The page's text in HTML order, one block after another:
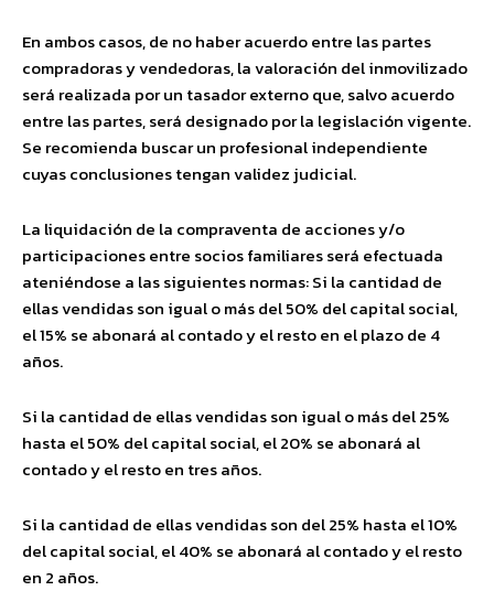
En ambos casos, de no haber acuerdo entre las partes
compradoras y vendedoras, la valoración del inmovilizado
será realizada por un tasador externo que, salvo acuerdo
entre las partes, será designado por la legislación vigente.
Se recomienda buscar un profesional independiente
cuyas conclusiones tengan validez judicial.
La liquidación de la compraventa de acciones y/o
participaciones entre socios familiares será efectuada
ateniéndose a las siguientes normas: Si la cantidad de
ellas vendidas son igual o más del 50% del capital social,
el 15% se abonará al contado y el resto en el plazo de 4
años.
Si la cantidad de ellas vendidas son igual o más del 25%
hasta el 50% del capital social, el 20% se abonará al
contado y el resto en tres años.
Si la cantidad de ellas vendidas son del 25% hasta el 10%
del capital social, el 40% se abonará al contado y el resto
en 2 años.